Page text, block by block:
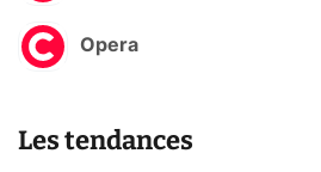
Opera
Les tendances